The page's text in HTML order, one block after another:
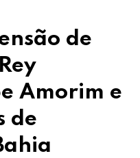
de
Amorim e
de